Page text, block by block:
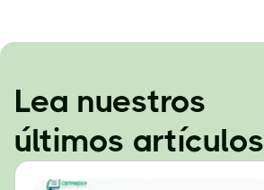
Lea nuestros
últimos artículos